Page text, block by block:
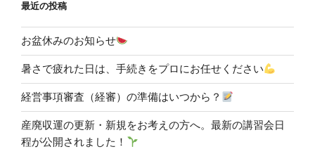
最近の投稿
お盆休みのお知らせ
暑さで疲れた日は、手続きをプロにお任せください
経営事項審査（経審）の準備はいつから？
産廃収運の更新・新規をお考えの方へ。最新の講習会日
程が公開されました！